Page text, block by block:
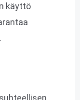
käyttö